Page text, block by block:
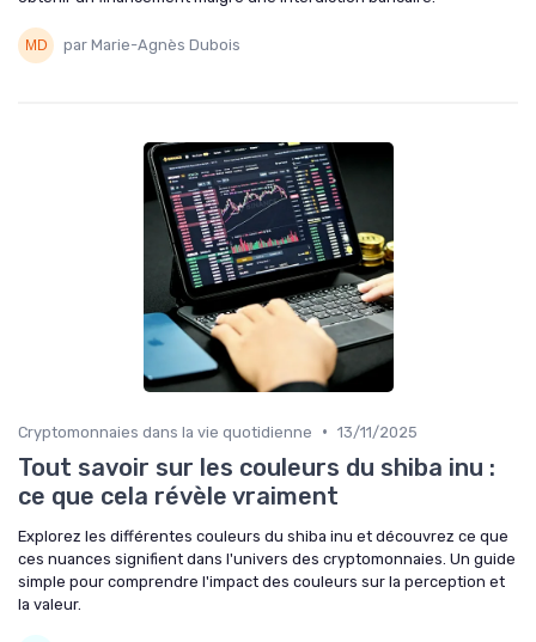
par Marie-Agnès Dubois
Cryptomonnaies dans la vie quotidienne • 13/11/2025
Tout savoir sur les couleurs du shiba inu :
ce que cela révèle vraiment
Explorez les différentes couleurs du shiba inu et découvrez ce que
ces nuances signifient dans l'univers des cryptomonnaies. Un guide
simple pour comprendre l'impact des couleurs sur la perception et
la valeur.